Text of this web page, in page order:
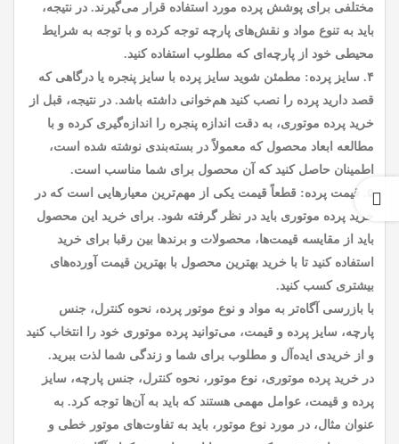
مختلفی برای پوشش پرده مورد استفاده قرار می‌گیرند. در نتیجه،
باید به تنوع مواد و نقش‌های پارچه توجه کرده و با توجه به شرایط
محیطی خود از پارچه‌ای که مطلوب استفاده کنید.
۴. سایز پرده: مطمئن شوید سایز پرده با سایز پنجره یا درگاهی که
قصد دارید پرده را نصب کنید هم‌خوانی داشته باشد. در نتیجه، قبل از
خرید پرده موتوری، به دقت اندازه پنجره را اندازه‌گیری کرده و با
مطالعه ابعاد محصول که معمولاً در بسته‌بندی نوشته شده است،
اطمینان حاصل کنید که آن محصول برای شما مناسب است.
۵. قیمت پرده: قطعاً قیمت یکی از مهم‌ترین معیارهایی است که در
خرید پرده موتوری باید در نظر گرفته شود. برای خرید این محصول
باید از مقایسه قیمت‌ها، محصولات و برند‌ها بین رقبا برای خرید
استفاده کنید تا با خرید بهترین محصول با بهترین قیمت آورده‌های
بیشتری کسب کنید.
با بازرسی آگاه‌تر به مواد و نوع موتور پرده، نحوه کنترل، جنس
پارچه، سایز پرده و قیمت، می‌توانید پرده موتوری خود را انتخاب کنید
و از خریدی ایده‌آل و مطلوب برای شما و زندگی شما لذت ببرید.
در خرید پرده موتوری، نوع موتور، نحوه کنترل، جنس پارچه، سایز
پرده و قیمت، عوامل مهمی هستند که باید به آن‌ها توجه کرد. به
عنوان مثال، در مورد نوع موتور، باید به تفاوت‌های موتور خطی و